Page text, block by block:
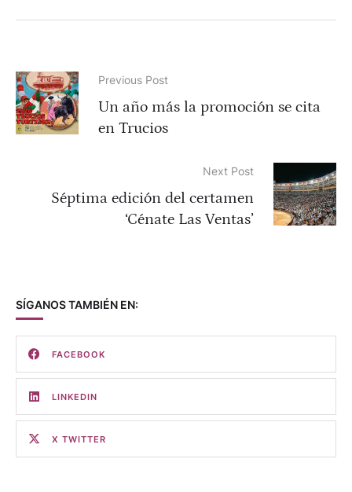
Previous Post
Un año más la promoción se cita
en Trucios
Next Post
Séptima edición del certamen
‘Cénate Las Ventas’
SÍGANOS TAMBIÉN EN:
FACEBOOK
LINKEDIN
X TWITTER